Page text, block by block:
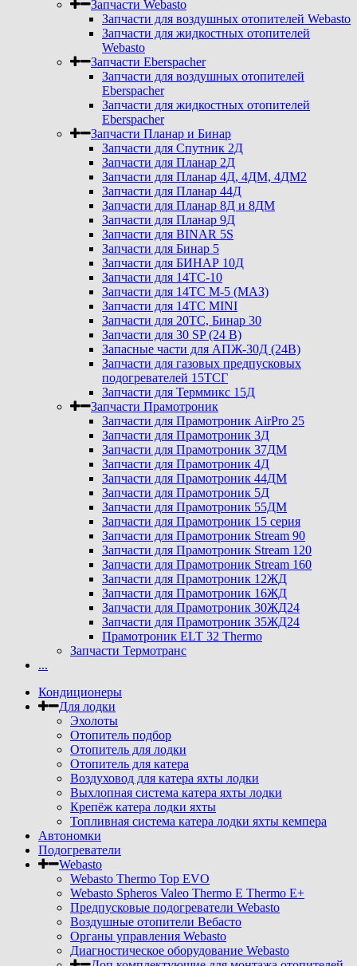
Запчасти Webasto
Запчасти для воздушных отопителей Webasto
Запчасти для жидкостных отопителей
Webasto
Запчасти Eberspacher
Запчасти для воздушных отопителей
Eberspacher
Запчасти для жидкостных отопителей
Eberspacher
Запчасти Планар и Бинар
Запчасти для Спутник 2Д
Запчасти для Планар 2Д
Запчасти для Планар 4Д, 4ДМ, 4ДМ2
Запчасти для Планар 44Д
Запчасти для Планар 8Д и 8ДМ
Запчасти для Планар 9Д
Запчасти для BINAR 5S
Запчасти для Бинар 5
Запчасти для БИНАР 10Д
Запчасти для 14ТС-10
Запчасти для 14ТС М-5 (МАЗ)
Запчасти для 14ТС MINI
Запчасти для 20ТС, Бинар 30
Запчасти для 30 SP (24 В)
Запасные части для АПЖ-30Д (24В)
Запчасти для газовых предпусковых
подогревателей 15ТСГ
Запчасти для Терммикс 15Д
Запчасти Прамотроник
Запчасти для Прамотроник AirPro 25
Запчасти для Прамотроник 3Д
Запчасти для Прамотроник 37ДМ
Запчасти для Прамотроник 4Д
Запчасти для Прамотроник 44ДМ
Запчасти для Прамотроник 5Д
Запчасти для Прамотроник 55ДМ
Запчасти для Прамотроник 15 серия
Запчасти для Прамотроник Stream 90
Запчасти для Прамотроник Stream 120
Запчасти для Прамотроник Stream 160
Запчасти для Прамотроник 12ЖД
Запчасти для Прамотроник 16ЖД
Запчасти для Прамотроник 30ЖД24
Запчасти для Прамотроник 35ЖД24
Прамотроник ELT 32 Thermo
Запчасти Термотранс
...
Кондиционеры
Для лодки
Эхолоты
Отопитель подбор
Отопитель для лодки
Отопитель для катера
Воздуховод для катера яхты лодки
Выхлопная система катера яхты лодки
Крепёж катера лодки яхты
Топливная система катера лодки яхты кемпера
Автономки
Подогреватели
Webasto
Webasto Thermo Top EVO
Webasto Spheros Valeo Thermo E Thermo E+
Предпусковые подогреватели Webasto
Воздушные отопители Вебасто
Органы управления Webasto
Диагностическое оборудование Webasto